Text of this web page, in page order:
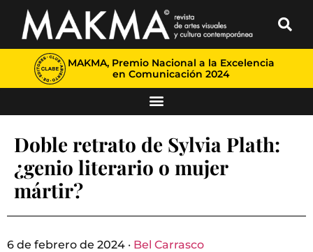
MAKMA, Premio Nacional a la Excelencia
en Comunicación 2024
Doble retrato de Sylvia Plath:
¿genio literario o mujer
mártir?
6 de febrero de 2024 · Bel Carrasco